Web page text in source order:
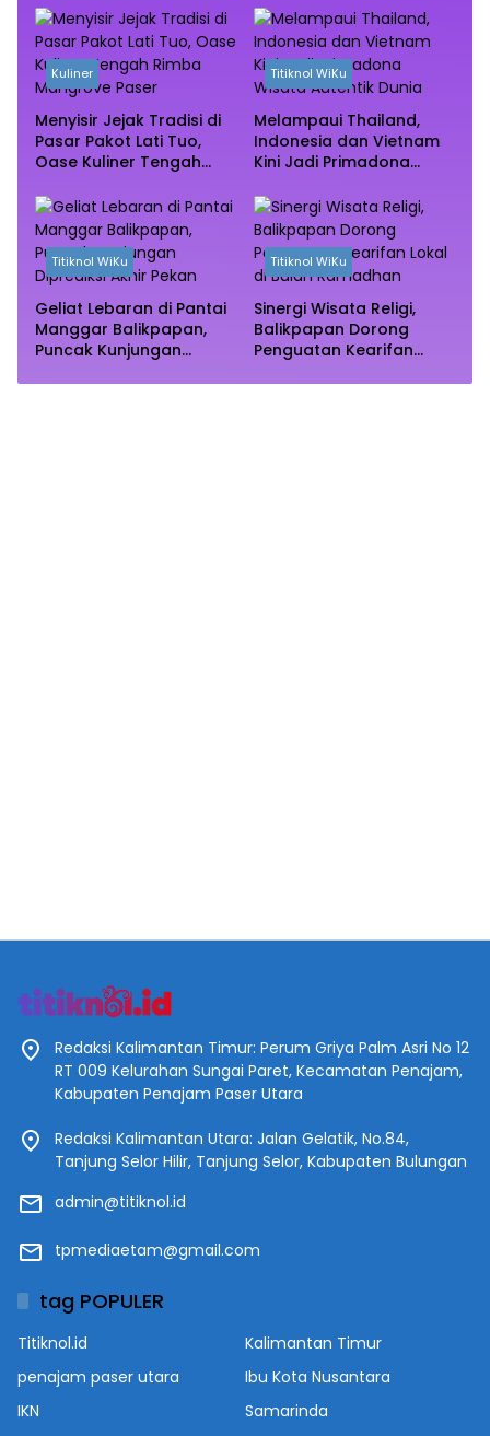
Kuliner
Menyisir Jejak Tradisi di
Pasar Pakot Lati Tuo,
Oase Kuliner Tengah
Titiknol WiKu
Melampaui Thailand,
Indonesia dan Vietnam
Kini Jadi Primadona
Titiknol WiKu
Geliat Lebaran di Pantai
Manggar Balikpapan,
Puncak Kunjungan
Titiknol WiKu
Sinergi Wisata Religi,
Balikpapan Dorong
Penguatan Kearifan
Redaksi Kalimantan Timur: Perum Griya Palm Asri No 12
RT 009 Kelurahan Sungai Paret, Kecamatan Penajam,
Kabupaten Penajam Paser Utara
Redaksi Kalimantan Utara: Jalan Gelatik, No.84,
Tanjung Selor Hilir, Tanjung Selor, Kabupaten Bulungan
admin@titiknol.id
tpmediaetam@gmail.com
tag POPULER
Titiknol.id
Kalimantan Timur
penajam paser utara
Ibu Kota Nusantara
IKN
Samarinda